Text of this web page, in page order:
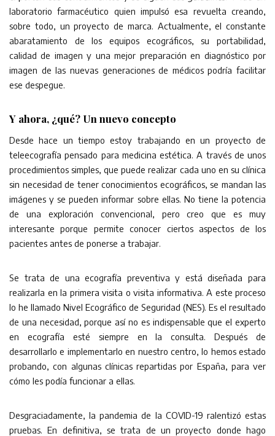
laboratorio farmacéutico quien impulsó esa revuelta creando,
sobre todo, un proyecto de marca. Actualmente, el constante
abaratamiento de los equipos ecográficos, su portabilidad,
calidad de imagen y una mejor preparación en diagnóstico por
imagen de las nuevas generaciones de médicos podría facilitar
ese despegue.
Y ahora, ¿qué? Un nuevo concepto
Desde hace un tiempo estoy trabajando en un proyecto de
teleecografía pensado para medicina estética. A través de unos
procedimientos simples, que puede realizar cada uno en su clínica
sin necesidad de tener conocimientos ecográficos, se mandan las
imágenes y se pueden informar sobre ellas. No tiene la potencia
de una exploración convencional, pero creo que es muy
interesante porque permite conocer ciertos aspectos de los
pacientes antes de ponerse a trabajar.
Se trata de una ecografía preventiva y está diseñada para
realizarla en la primera visita o visita informativa. A este proceso
lo he llamado Nivel Ecográfico de Seguridad (NES). Es el resultado
de una necesidad, porque así no es indispensable que el experto
en ecografía esté siempre en la consulta. Después de
desarrollarlo e implementarlo en nuestro centro, lo hemos estado
probando, con algunas clínicas repartidas por España, para ver
cómo les podía funcionar a ellas.
Desgraciadamente, la pandemia de la COVID-19 ralentizó estas
pruebas. En definitiva, se trata de un proyecto donde hago